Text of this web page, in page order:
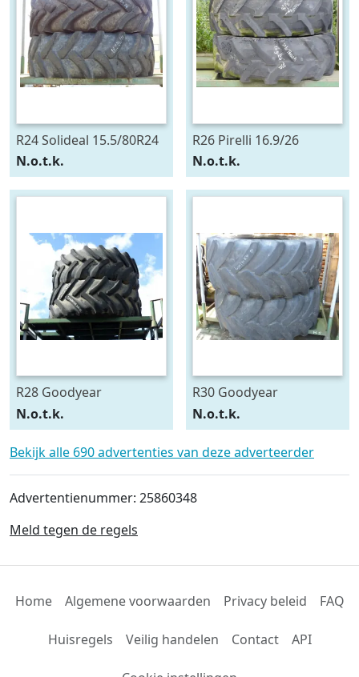
R24 Solideal 15.5/80R24
N.o.t.k.
R26 Pirelli 16.9/26
N.o.t.k.
R28 Goodyear
540/75R28
N.o.t.k.
R30 Goodyear
600/70R30
N.o.t.k.
Bekijk alle 690 advertenties van deze adverteerder
Advertentienummer: 25860348
Meld tegen de regels
Home Algemene voorwaarden Privacy beleid FAQ
Huisregels Veilig handelen Contact API